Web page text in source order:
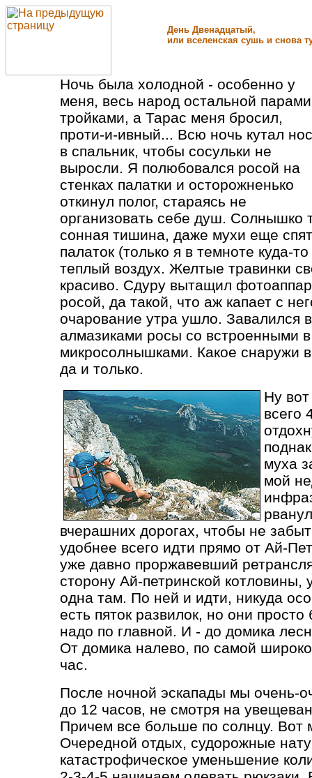
День Двенадцатый,
или вселенская сушь и снова
Ночь была холодной - особенно у
меня, весь народ остальной
тройками, а Тарас меня бросил,
проти-и-ивный... Всю ночь кутал нос
в спальник, чтобы сосульки не
выросли. Я полюбовался росой на
стенках палатки и осторожненько
откинул полог, стараясь не
организовать себе душ. Солнышко
сонная тишина, даже мухи еще
палаток (только я в темноте куда-
теплый воздух. Желтые травинки
красиво. Сдуру вытащил
росой, да такой, что аж капает с
очарование утра ушло. Завалился
алмазиками росы со встроенными
микросолнышками. Какое снаружи
да и только.
Ну
всего
муха
мой
вчерашних дорогах, чтобы не
удобнее всего идти прямо от Ай-
уже давно проржавевший
сторону Ай-петринской котловины,
одна там. По ней и идти, никуда
есть пяток развилок, но они
надо по главной. И - до домика
От домика налево, по самой
час.
После ночной эскапады мы очень-
до 12 часов, не смотря на
Причем все больше по солнцу.
Очередной отдых, судорожные
катастрофическое уменьшение